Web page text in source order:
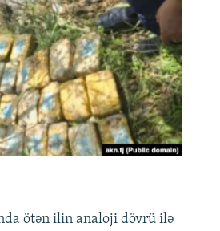
ötən ilin analoji dövrü ilə